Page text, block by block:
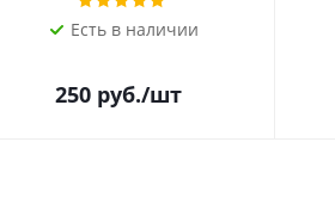
Есть в наличии
250 руб./шт